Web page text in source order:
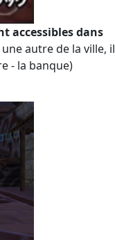
accessibles dans
autre de la ville, il
- la banque)